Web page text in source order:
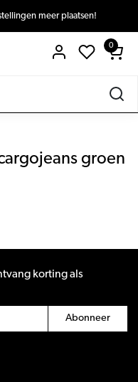
meer plaatsen!
0
groen
korting als
Abonneer